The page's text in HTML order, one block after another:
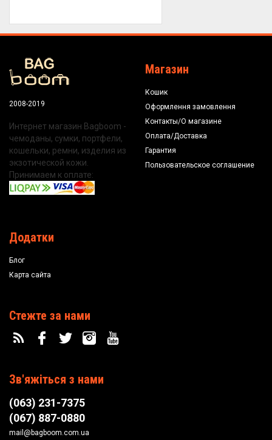
2008-2019
Интернет магазин Bagboom -
чемоданы, сумки, портфели,
кошельки, ремни, изделия из
экзотической кожи.
Принимаем к оплате:
Магазин
Кошик
Оформлення замовлення
Контакты/О магазине
Оплата/Доставка
Гарантия
Пользовательское соглашение
Додатки
Блог
Карта сайта
Стежте за нами
Зв'яжіться з нами
(063) 231-7375
(067) 887-0880
mail@bagboom.com.ua